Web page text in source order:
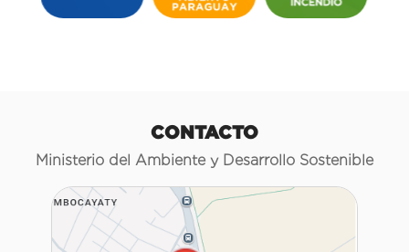
CONTACTO
Ministerio del Ambiente y Desarrollo Sostenible